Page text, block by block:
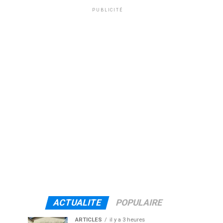
PUBLICITÉ
ACTUALITE POPULAIRE
ARTICLES il y a 3 heures